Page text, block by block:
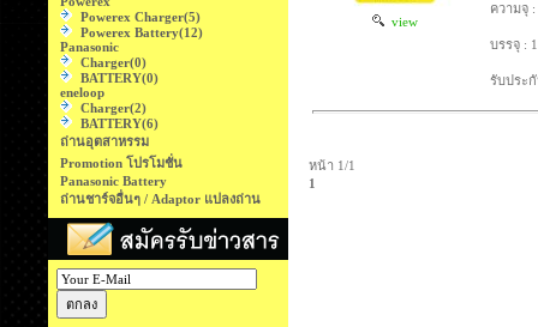
Powerex Charger(5)
Powerex Battery(12)
Panasonic
Charger(0)
BATTERY(0)
eneloop
Charger(2)
BATTERY(6)
ถ่านอุตสาหรรม
Promotion โปรโมชั่น
Panasonic Battery
ถ่านชาร์จอื่นๆ / Adaptor แปลงถ่าน
view
ความจุ
บรรจุ :
รับประ
หน้า 1/1
1